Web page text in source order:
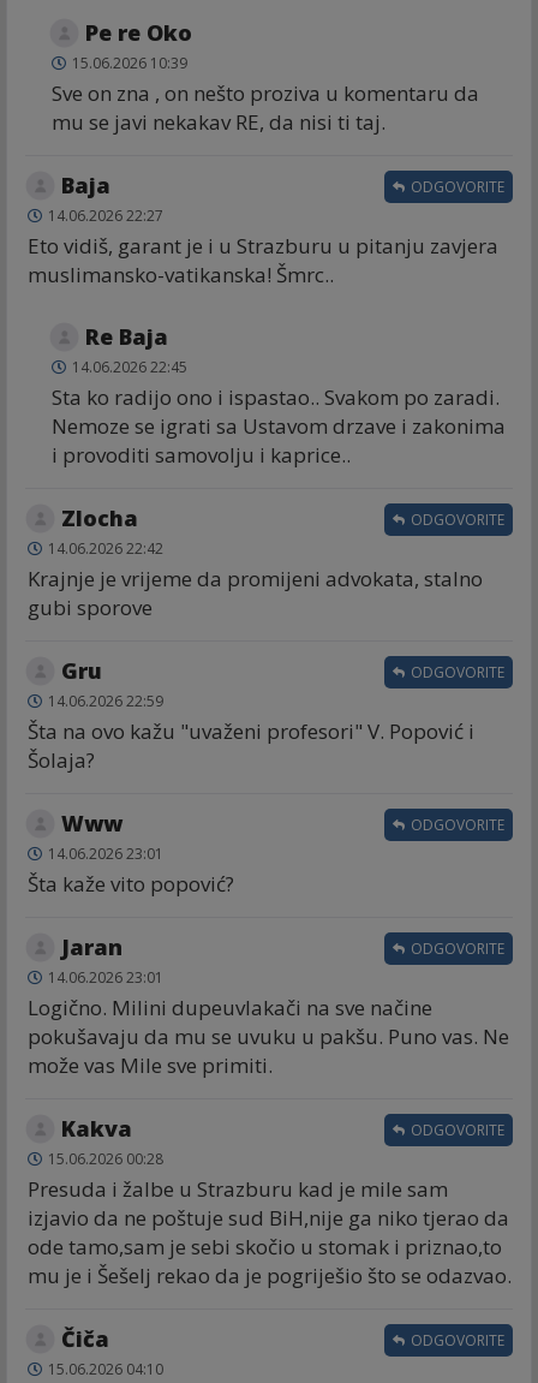
Ре re Oko
15.06.2026 10:39
Sve on zna , on nešto proziva u komentaru da
mu se javi nekakav RE, da nisi ti taj.
Baja
14.06.2026 22:27
Eto vidiš, garant je i u Strazburu u pitanju zavjera
muslimansko-vatikanska! Šmrc..
ODGOVORITE
Re Baja
14.06.2026 22:45
Sta ko radijo ono i ispastao.. Svakom po zaradi.
Nemoze se igrati sa Ustavom drzave i zakonima
i provoditi samovolju i kaprice..
Zlocha
14.06.2026 22:42
Krajnje je vrijeme da promijeni advokata, stalno
gubi sporove
ODGOVORITE
Gru
14.06.2026 22:59
Šta na ovo kažu "uvaženi profesori" V. Popović i
Šolaja?
ODGOVORITE
Www
14.06.2026 23:01
Šta kaže vito popović?
ODGOVORITE
Jaran
14.06.2026 23:01
Logično. Milini dupeuvlakači na sve načine
pokušavaju da mu se uvuku u pakšu. Puno vas. Ne
može vas Mile sve primiti.
ODGOVORITE
Kakva
15.06.2026 00:28
Presuda i žalbe u Strazburu kad je mile sam
izjavio da ne poštuje sud BiH,nije ga niko tjerao da
ode tamo,sam je sebi skočio u stomak i priznao,to
mu je i Šešelj rekao da je pogriješio što se odazvao.
ODGOVORITE
Čiča
15.06.2026 04:10
ODGOVORITE